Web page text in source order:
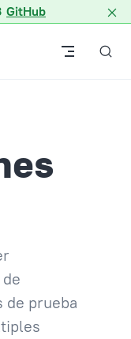
GitHub
de prueba